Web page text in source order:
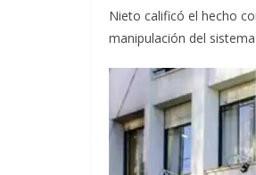
Nieto calificó el hecho
manipulación del